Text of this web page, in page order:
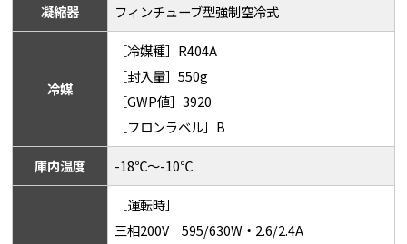
凝縮器 フィンチューブ型強制空冷式
冷媒
［冷媒種］R404A
［封入量］550g
［GWP値］3920
［フロンラベル］B
庫内温度 -18℃～-10℃
［運転時］
三相200V 595/630W・2.6/2.4A